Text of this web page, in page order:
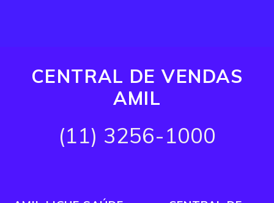
CENTRAL DE VENDAS
AMIL
(11) 3256-1000